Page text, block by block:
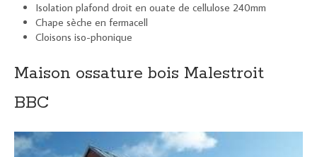
Isolation plafond droit en ouate de cellulose 240mm
Chape sèche en fermacell
Cloisons iso-phonique
Maison ossature bois Malestroit
BBC